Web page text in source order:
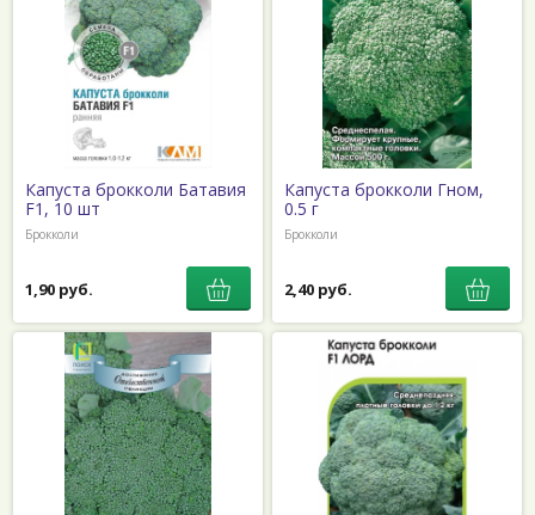
Капуста брокколи Батавия
F1, 10 шт
Брокколи
1,90 руб.
Капуста брокколи Гном,
0.5 г
Брокколи
2,40 руб.